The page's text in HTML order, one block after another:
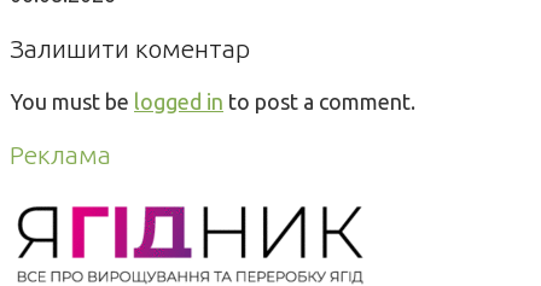
Залишити коментар
You must be logged in to post a comment.
Реклама